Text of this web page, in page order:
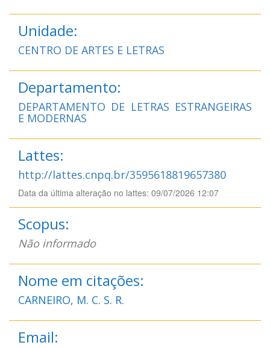
Unidade:
CENTRO DE ARTES E LETRAS
Departamento:
DEPARTAMENTO DE LETRAS ESTRANGEIRAS
E MODERNAS
Lattes:
http://lattes.cnpq.br/3595618819657380
Data da última alteração no lattes: 09/07/2026 12:07
Scopus:
Não informado
Nome em citações:
CARNEIRO, M. C. S. R.
Email: